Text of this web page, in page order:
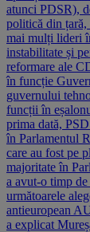
atunci PDSR),
politică din țară,
mai mulți lideri
instabilitate și
reformare ale
în funcție
guvernului
funcții în
prima dată,
în Parlamentul
care au fost pe
majoritate în
a avut-o timp
următoarele
antieuropean
a explicat